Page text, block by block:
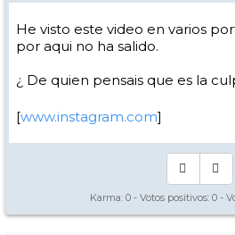
He visto este video en varios
por aqui no ha salido.
¿ De quien pensais que es la
[www.instagram.com]
Karma: 0 - Votos positivos: 0 -